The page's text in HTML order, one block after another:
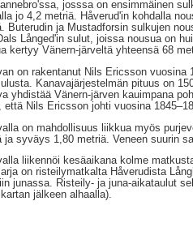
josssa on ensimmäinen
jo 4,2 metriä. Håverud'in kohdalla
Buterudin ja Mustadforsin sulkujen
Långed'in sulut, joissa nousua on
kertyy Vänern-järveltä yhteensä 68
on rakentanut Nils Ericsson
Kanavajärjestelmän pituus on
yhdistää Vänern-järven kauimpana
että Nils Ericsson johti vuosina
on mahdollisuus liikkua myös
ja syväys 1,80 metriä. Veneen suurin
liikennöi kesäaikana kolme
on risteilymatkalta Håverudista
junassa. Risteily- ja juna-aikataulut
jälkeen alhaalla).